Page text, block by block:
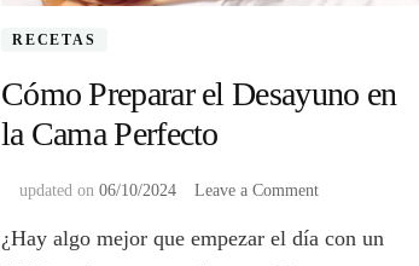
RECETAS
Cómo Preparar el Desayuno en
la Cama Perfecto
updated on 06/10/2024 Leave a Commenton
Preparar
¿Hay algo mejor que empezar el día con un